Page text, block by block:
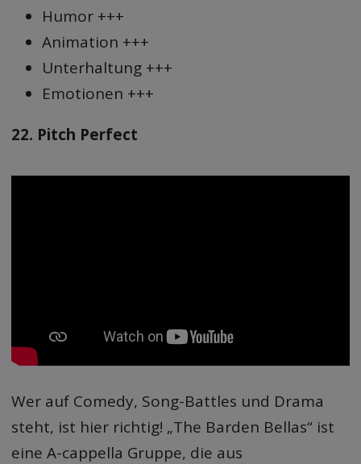
Humor +++
Animation +++
Unterhaltung +++
Emotionen +++
22. Pitch Perfect
Wer auf Comedy, Song-Battles und Drama
steht, ist hier richtig! „The Barden Bellas“ ist
eine A-cappella Gruppe, die aus